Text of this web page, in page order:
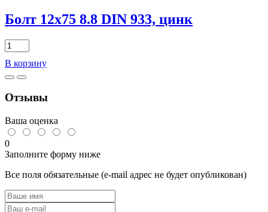
Болт 12х75 8.8 DIN 933, цинк
Количество
товара
Болт
12х75
DIN
цинк
В корзину
Отзывы
Ваша оценка
0
Заполните форму ниже
Все поля обязательные (e-mail адрес не будет опубликован)